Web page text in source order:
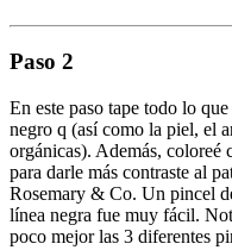
Paso 2
En este paso tape todo lo
negro q (así como la piel, el
orgánicas). Además, coloreé
para darle más contraste al
Rosemary & Co. Un pincel
línea negra fue muy fácil.
poco mejor las 3 diferentes